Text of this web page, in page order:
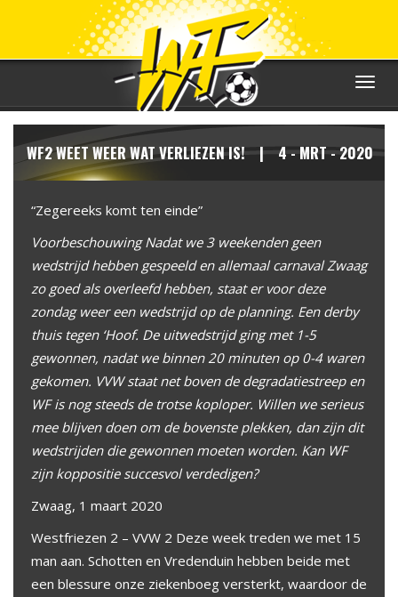
Toggle
WF2 WEET WEER WAT VERLIEZEN IS! | 4 - MRT - 2020
“Zegereeks komt ten einde”
Voorbeschouwing Nadat we 3 weekenden geen
wedstrijd hebben gespeeld en allemaal carnaval Zwaag
zo goed als overleefd hebben, staat er voor deze
zondag weer een wedstrijd op de planning. Een derby
thuis tegen ‘Hoof. De uitwedstrijd ging met 1-5
gewonnen, nadat we binnen 20 minuten op 0-4 waren
gekomen. VVW staat net boven de degradatiestreep en
WF is nog steeds de trotse koploper. Willen we serieus
mee blijven doen om de bovenste plekken, dan zijn dit
wedstrijden die gewonnen moeten worden. Kan WF
zijn koppositie succesvol verdedigen?
Zwaag, 1 maart 2020
Westfriezen 2 – VVW 2 Deze week treden we met 15
man aan. Schotten en Vredenduin hebben beide met
een blessure onze ziekenboeg versterkt, waardoor de